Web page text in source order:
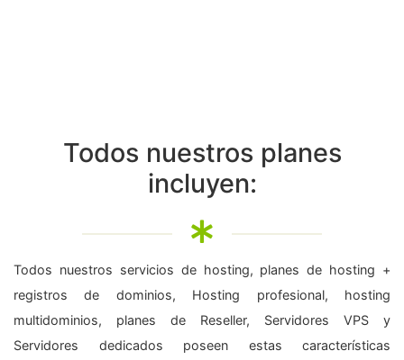
Todos nuestros planes
incluyen:
Todos nuestros servicios de hosting, planes de hosting +
registros de dominios, Hosting profesional, hosting
multidominios, planes de Reseller, Servidores VPS y
Servidores dedicados poseen estas características